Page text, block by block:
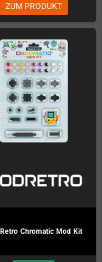
ZUM PRODUKT
Chromatic Mod Kit